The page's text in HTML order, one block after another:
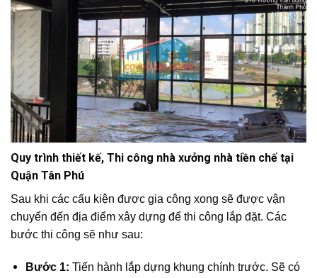
Quy trình thiết kế, Thi công nhà xưởng nhà tiền chế tại
Quận Tân Phú
Sau khi các cấu kiện được gia công xong sẽ được vận
chuyển đến địa điểm xây dựng để thi công lắp đặt. Các
bước thi công sẽ như sau:
Bước 1: Tiến hành lắp dựng khung chính trước. Sẽ có